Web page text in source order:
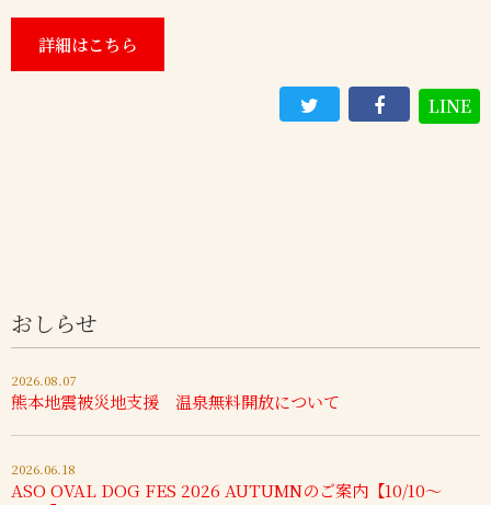
詳細はこちら
LINE
おしらせ
2026.08.07
熊本地震被災地支援 温泉無料開放について
2026.06.18
ASO OVAL DOG FES 2026 AUTUMNのご案内【10/10～